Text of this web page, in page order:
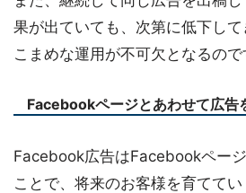
果が出ていても、次第に低下して
こまめな運用が不可欠となるので
Facebookページとあわせて広告
Facebook広告はFacebookペー
ことで、将来のお客様を育ててい